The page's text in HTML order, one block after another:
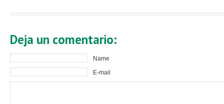
Deja un comentario:
Name
E-mail